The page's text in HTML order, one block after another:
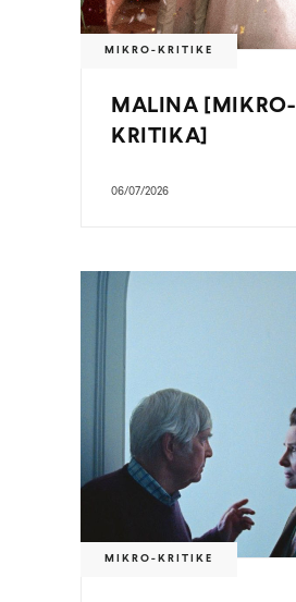
MIKRO-KRITIKE
MALINA [MIKRO-
KRITIKA]
06/07/2026
MIKRO-KRITIKE